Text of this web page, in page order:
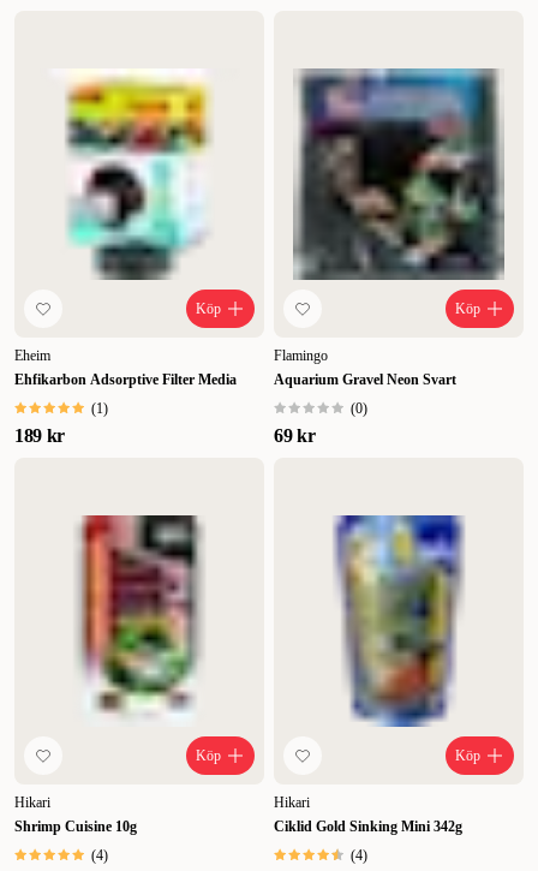
Köp
Eheim
Ehfikarbon Adsorptive Filter Media
(1)
189 kr
Köp
Flamingo
Aquarium Gravel Neon Svart
(0)
69 kr
Köp
Hikari
Shrimp Cuisine 10g
(4)
Köp
Hikari
Ciklid Gold Sinking Mini 342g
(4)